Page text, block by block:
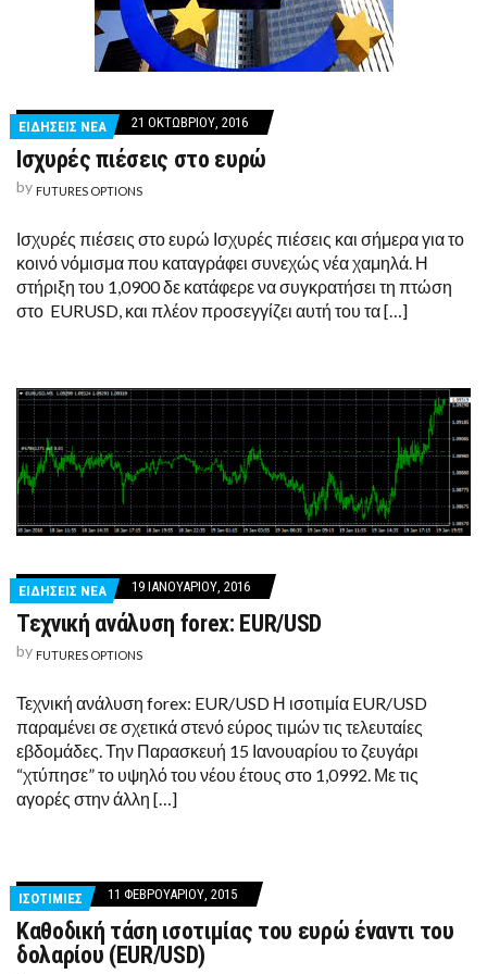
ΕΙΔΗΣΕΙΣ ΝΕΑ 21 ΟΚΤΩΒΡΊΟΥ, 2016
Ισχυρές πιέσεις στο ευρώ
by FUTURES OPTIONS
Ισχυρές πιέσεις στο ευρώ Ισχυρές πιέσεις και σήμερα για το
κοινό νόμισμα που καταγράφει συνεχώς νέα χαμηλά. Η
στήριξη του 1,0900 δε κατάφερε να συγκρατήσει τη πτώση
στο EURUSD, και πλέον προσεγγίζει αυτή του τα […]
ΕΙΔΗΣΕΙΣ ΝΕΑ 19 ΙΑΝΟΥΑΡΊΟΥ, 2016
Τεχνική ανάλυση forex: EUR/USD
by FUTURES OPTIONS
Τεχνική ανάλυση forex: EUR/USD Η ισοτιμία EUR/USD
παραμένει σε σχετικά στενό εύρος τιμών τις τελευταίες
εβδομάδες. Την Παρασκευή 15 Ιανουαρίου το ζευγάρι
“χτύπησε” το υψηλό του νέου έτους στο 1,0992. Με τις
αγορές στην άλλη […]
ΙΣΟΤΙΜΙΕΣ 11 ΦΕΒΡΟΥΑΡΊΟΥ, 2015
Καθοδική τάση ισοτιμίας του ευρώ έναντι του
δολαρίου (EUR/USD)